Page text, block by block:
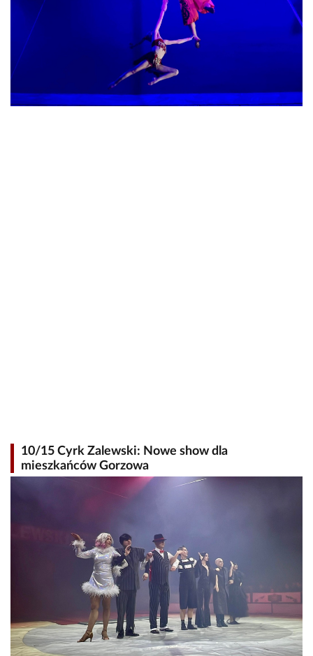
10/15 Cyrk Zalewski: Nowe show dla
mieszkańców Gorzowa